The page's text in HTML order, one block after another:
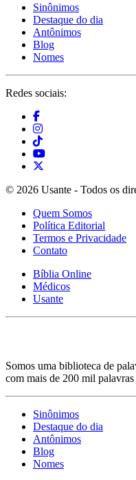
Sinônimos
Destaque do dia
Antônimos
Blog
Nomes
Redes sociais:
© 2026 Usante - Todos os
Quem Somos
Política Editorial
Termos e Privacidade
Contato
Bíblia Online
Médicos
Usante
Somos uma biblioteca de
com mais de 200 mil palavras
Sinônimos
Destaque do dia
Antônimos
Blog
Nomes